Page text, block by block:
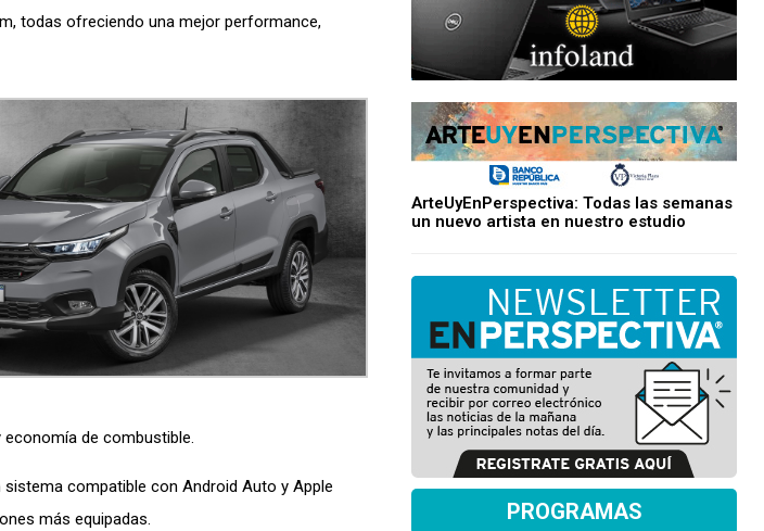
todas ofreciendo una mejor performance,
de combustible.
compatible con Android Auto y Apple
más equipadas.
ArteUyEnPerspectiva: Todas las semanas
un nuevo artista en nuestro estudio
PROGRAMAS